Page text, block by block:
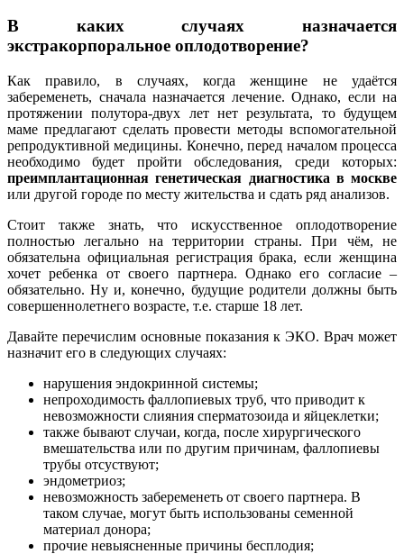
В каких случаях назначается
экстракорпоральное оплодотворение?
Как правило, в случаях, когда женщине не удаётся
забеременеть, сначала назначается лечение. Однако, если на
протяжении полутора-двух лет нет результата, то будущем
маме предлагают сделать провести методы вспомогательной
репродуктивной медицины. Конечно, перед началом процесса
необходимо будет пройти обследования, среди которых:
преимплантационная генетическая диагностика в москве
или другой городе по месту жительства и сдать ряд анализов.
Стоит также знать, что искусственное оплодотворение
полностью легально на территории страны. При чём, не
обязательна официальная регистрация брака, если женщина
хочет ребенка от своего партнера. Однако его согласие –
обязательно. Ну и, конечно, будущие родители должны быть
совершеннолетнего возрасте, т.е. старше 18 лет.
Давайте перечислим основные показания к ЭКО. Врач может
назначит его в следующих случаях:
нарушения эндокринной системы;
непроходимость фаллопиевых труб, что приводит к
невозможности слияния сперматозоида и яйцеклетки;
также бывают случаи, когда, после хирургического
вмешательства или по другим причинам, фаллопиевы
трубы отсуствуют;
эндометриоз;
невозможность забеременеть от своего партнера. В
таком случае, могут быть использованы семенной
материал донора;
прочие невыясненные причины бесплодия;